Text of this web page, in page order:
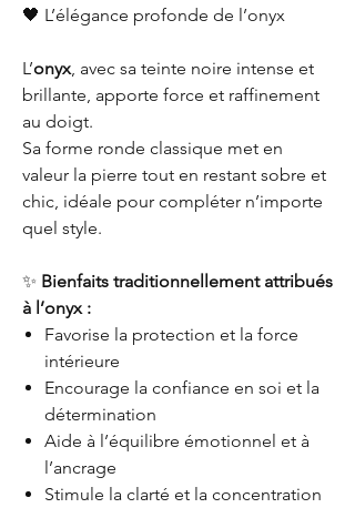
🖤 L’élégance profonde de l’onyx
L’onyx, avec sa teinte noire intense et
brillante, apporte force et raffinement
au doigt.
Sa forme ronde classique met en
valeur la pierre tout en restant sobre et
chic, idéale pour compléter n’importe
quel style.
✨ Bienfaits traditionnellement attribués
à l’onyx :
Favorise la protection et la force
intérieure
Encourage la confiance en soi et la
détermination
Aide à l’équilibre émotionnel et à
l’ancrage
Stimule la clarté et la concentration